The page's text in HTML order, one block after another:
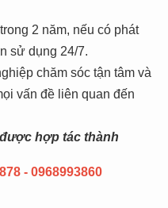
2 năm, nếu có phát
sử dụng 24/7.
chăm sóc tận tâm và
vấn đề liên quan đến
hợp tác thành
- 0968993860